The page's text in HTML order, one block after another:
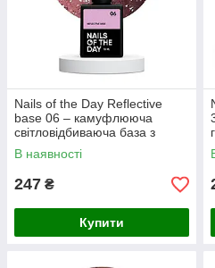
Nails of the Day Reflective
base 06 – камуфлююча
світловідбиваюча база з
шиммером (ніжно-рожева),
10 мл
В наявності
247 ₴
Купити